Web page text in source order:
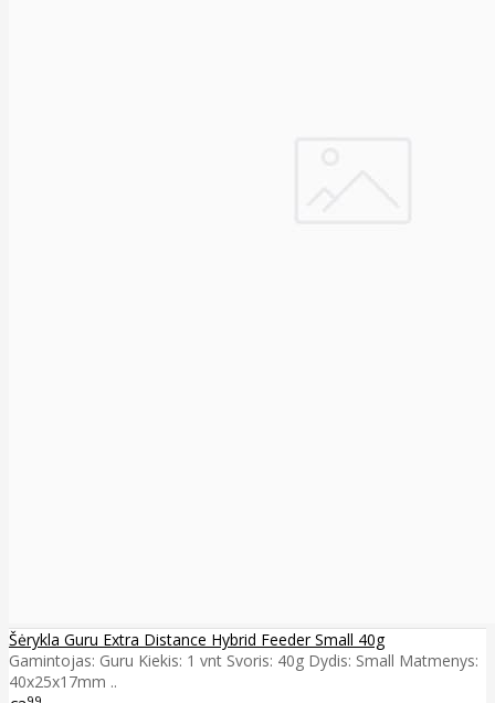
Šėrykla Guru Extra Distance Hybrid Feeder Small 40g
Gamintojas: Guru Kiekis: 1 vnt Svoris: 40g Dydis: Small Matmenys:
40x25x17mm ..